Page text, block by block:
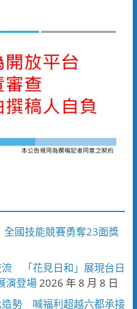
國技能競賽勇奪23面獎
流 「花見日和」展現台日
演登場2026 年 8 月 8 日
造勢 喊福利超越六都承接